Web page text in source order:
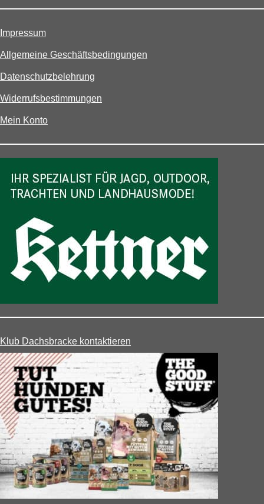
Impressum
Allgemeine Geschäftsbedingungen
Datenschutzbelehrung
Widerrufsbestimmungen
Mein Konto
Klub Dachsbracke kontaktieren